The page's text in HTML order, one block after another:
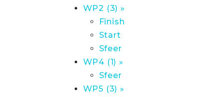
WP2 (3) »
Finish
Start
Sfeer
WP4 (1) »
Sfeer
WP5 (3) »